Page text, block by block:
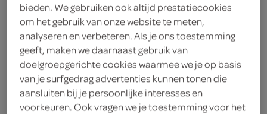
ingrediënten
40 gram Grana Padano-kaas
4 eetlepels extra vergine olijfolie
bieden. We gebruiken ook altijd prestatiecookies
om het gebruik van onze website te meten,
analyseren en verbeteren. Als je ons toestemming
geeft, maken we daarnaast gebruik van
doelgroepgerichte cookies waarmee we je op basis
van je surfgedrag advertenties kunnen tonen die
aansluiten bij je persoonlijke interesses en
voorkeuren. Ook vragen we je toestemming voor het